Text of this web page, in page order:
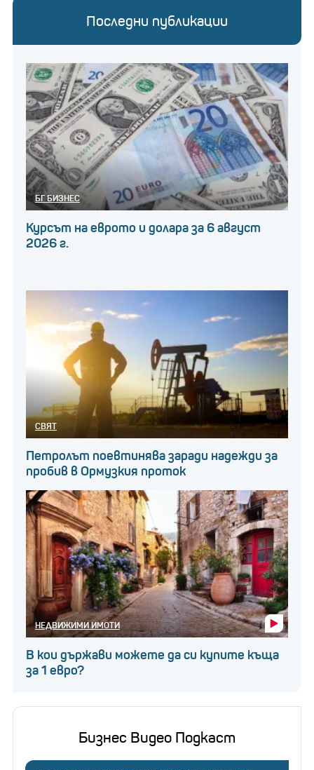
Последни публикации
БГ БИЗНЕС
Курсът на еврото и долара за 6 август
2026 г.
СВЯТ
Петролът поевтинява заради надежди за
пробив в Ормузкия проток
НЕДВИЖИМИ ИМОТИ
В кои държави можете да си купите къща
за 1 евро?
Бизнес Видео Подкаст